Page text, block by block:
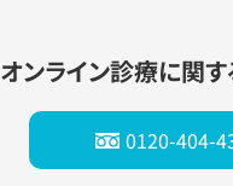
オンライン診療に関
0120-404-